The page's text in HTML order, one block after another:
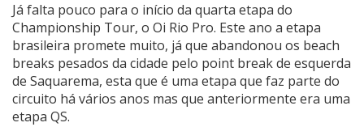
Já falta pouco para o início da quarta etapa do
Championship Tour, o Oi Rio Pro. Este ano a etapa
brasileira promete muito, já que abandonou os beach
breaks pesados da cidade pelo point break de esquerda
de Saquarema, esta que é uma etapa que faz parte do
circuito há vários anos mas que anteriormente era uma
etapa QS.